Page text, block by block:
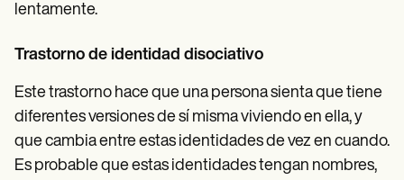
lentamente.
Trastorno de identidad disociativo
Este trastorno hace que una persona sienta que tiene
diferentes versiones de sí misma viviendo en ella, y
que cambia entre estas identidades de vez en cuando.
Es probable que estas identidades tengan nombres,